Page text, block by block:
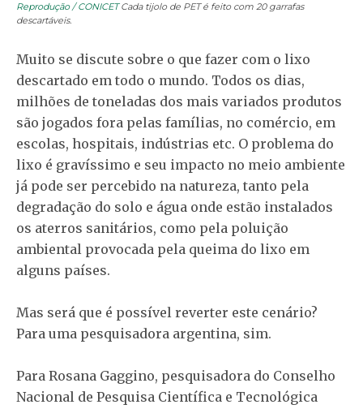
Reprodução / CONICETCada tijolo de PET é feito com 20 garrafas
descartáveis.
Muito se discute sobre o que fazer com o lixo
descartado em todo o mundo. Todos os dias,
milhões de toneladas dos mais variados produtos
são jogados fora pelas famílias, no comércio, em
escolas, hospitais, indústrias etc. O problema do
lixo é gravíssimo e seu impacto no meio ambiente
já pode ser percebido na natureza, tanto pela
degradação do solo e água onde estão instalados
os aterros sanitários, como pela poluição
ambiental provocada pela queima do lixo em
alguns países.
Mas será que é possível reverter este cenário?
Para uma pesquisadora argentina, sim.
Para Rosana Gaggino, pesquisadora do Conselho
Nacional de Pesquisa Científica e Tecnológica